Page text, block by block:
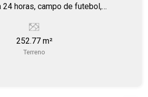
24 horas, campo de futebol,
252.77 m²
Terreno